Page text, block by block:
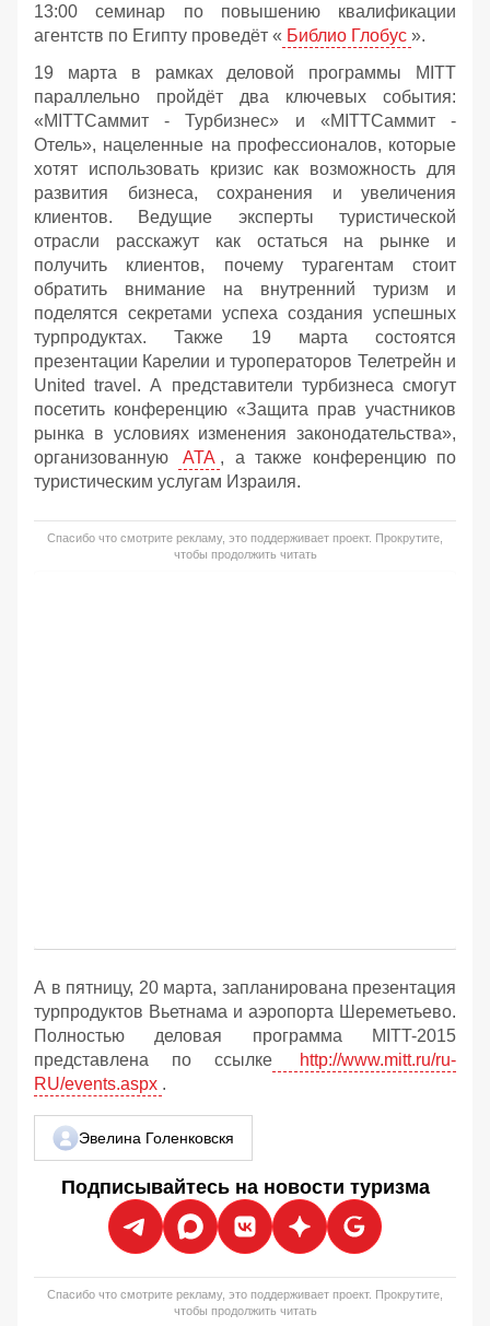
13:00 семинар по повышению квалификации
агентств по Египту проведёт « Библио Глобус ».
19 марта в рамках деловой программы MITT
параллельно пройдёт два ключевых события:
«MITTСаммит - Турбизнес» и «MITTСаммит -
Отель», нацеленные на профессионалов, которые
хотят использовать кризис как возможность для
развития бизнеса, сохранения и увеличения
клиентов. Ведущие эксперты туристической
отрасли расскажут как остаться на рынке и
получить клиентов, почему турагентам стоит
обратить внимание на внутренний туризм и
поделятся секретами успеха создания успешных
турпродуктах. Также 19 марта состоятся
презентации Карелии и туроператоров Телетрейн и
United travel. А представители турбизнеса смогут
посетить конференцию «Защита прав участников
рынка в условиях изменения законодательства»,
организованную
АТА , а также конференцию по
туристическим услугам Израиля.
Спасибо что смотрите рекламу, это поддерживает проект. Прокрутите,
чтобы продолжить читать
А в пятницу, 20 марта, запланирована презентация
турпродуктов Вьетнама и аэропорта Шереметьево.
Полностью деловая программа MITT-2015
представлена по ссылке
http://www.mitt.ru/ru-
RU/events.aspx .
Эвелина Голенковскя
Подписывайтесь на новости туризма
Спасибо что смотрите рекламу, это поддерживает проект. Прокрутите,
чтобы продолжить читать